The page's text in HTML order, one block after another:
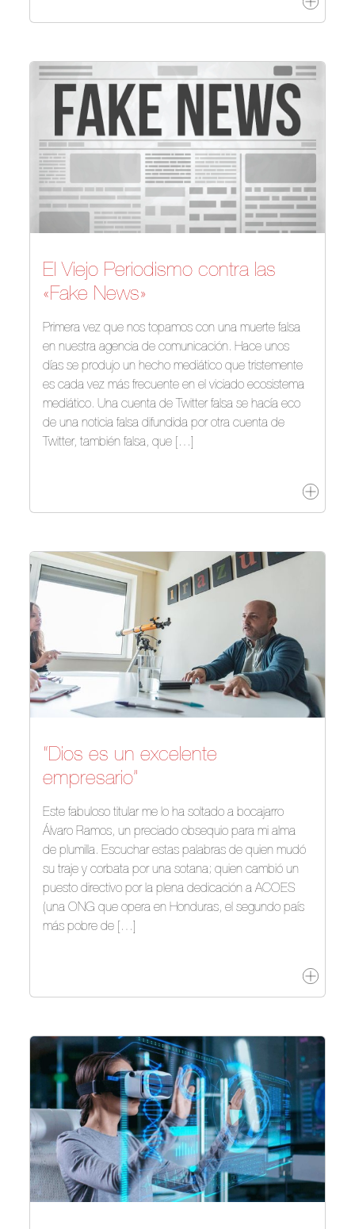
El Viejo Periodismo contra las
«Fake News»
Primera vez que nos topamos con una muerte falsa
en nuestra agencia de comunicación. Hace unos
días se produjo un hecho mediático que tristemente
es cada vez más frecuente en el viciado ecosistema
mediático. Una cuenta de Twitter falsa se hacía eco
de una noticia falsa difundida por otra cuenta de
Twitter, también falsa, que […]
“Dios es un excelente
empresario”
Este fabuloso titular me lo ha soltado a bocajarro
Álvaro Ramos, un preciado obsequio para mi alma
de plumilla. Escuchar estas palabras de quien mudó
su traje y corbata por una sotana; quien cambió un
puesto directivo por la plena dedicación a ACOES
(una ONG que opera en Honduras, el segundo país
más pobre de […]